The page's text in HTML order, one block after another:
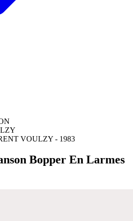
VOULZY - 1983
Bopper En Larmes